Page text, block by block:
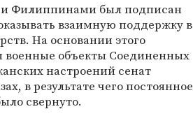
Филиппинами был подписан
взаимную поддержку в
На основании этого
объекты Соединенных
настроений сенат
в результате чего постоянное
свернуто.